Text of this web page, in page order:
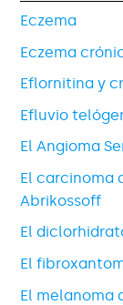
Eczema
Eczema
Eflornitina y
Efluvio
El Angioma
El carcinoma
Abrikossoff
El
El
El melanoma